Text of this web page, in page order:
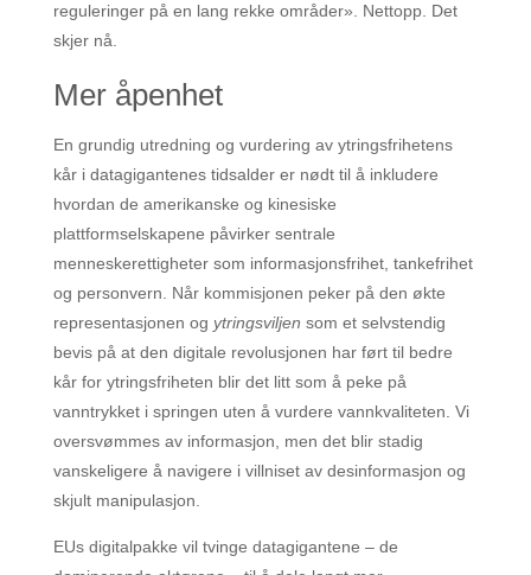
reguleringer på en lang rekke områder». Nettopp. Det
skjer nå.
Mer åpenhet
En grundig utredning og vurdering av ytringsfrihetens
kår i datagigantenes tidsalder er nødt til å inkludere
hvordan de amerikanske og kinesiske
plattformselskapene påvirker sentrale
menneskerettigheter som informasjonsfrihet, tankefrihet
og personvern. Når kommisjonen peker på den økte
representasjonen og ytringsviljen som et selvstendig
bevis på at den digitale revolusjonen har ført til bedre
kår for ytringsfriheten blir det litt som å peke på
vanntrykket i springen uten å vurdere vannkvaliteten. Vi
oversvømmes av informasjon, men det blir stadig
vanskeligere å navigere i villniset av desinformasjon og
skjult manipulasjon.
EUs digitalpakke vil tvinge datagigantene – de